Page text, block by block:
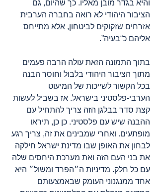
והיא בגדר מובן מאליו. כך שהיום, גם
הציבור היהודי לא רואה בחברה הערבית
אזרחים שזקוקים לביטחון, אלא מתייחס
אליהם כ“בעיה”.
בתוך התמונה הזאת עולה הרבה פעמים
מתוך הציבור היהודי בלבול וחוסר הבנה
בכל הקשור לשייכות של המיעוט
הערבי-פלסטיני בישראל. אז בשביל לעשות
קצת סדר בבלגן הזה צריך להתחיל עם
ההבנה שיש עם פלסטיני. כן כן, תיראו
מופתעים. ואחרי שמבינים את זה, צריך רגע
לבחון את האופן שבו מדינת ישראל חילקה
את בני העם הזה ואת מערכת היחסים שלה
עם כל חלק. מדיניות ה״הפרד ומשול״ היא
אחד ממנגנוני העומק שבאמצעותם